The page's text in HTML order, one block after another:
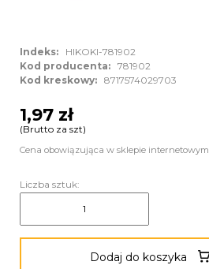
Indeks:
HIKOKI-781902
Kod producenta: 781902
Kod kreskowy: 8717574029703
1,97 zł
(Brutto za szt)
Cena obowiązująca w sklepie internetowym.
Liczba sztuk:
Dodaj do koszyka